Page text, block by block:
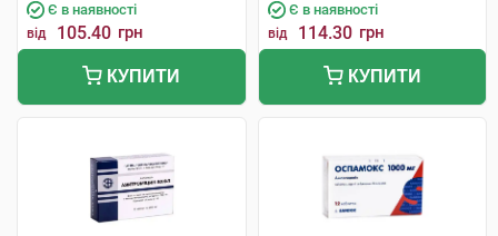
Є в наявності
від 105.40 грн
КУПИТИ
Є в наявності
від 114.30 грн
КУПИТИ